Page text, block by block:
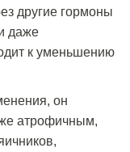
другие гормоны
даже
к уменьшению
он
атрофичным,